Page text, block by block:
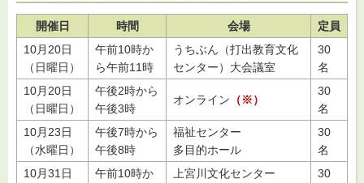
開催日 時間 会場
定員
10月20日
（日曜日）
午前10時か
ら午前11時
うちぶん（打出教育文化
センター）大会議室
30
名
10月20日
（日曜日）
午後2時から
午後3時
オンライン （※）
30
名
10月23日
（水曜日）
午後7時から
午後8時
福祉センター
多目的ホール
30
名
10月31日
午前10時か
上宮川文化センター
30